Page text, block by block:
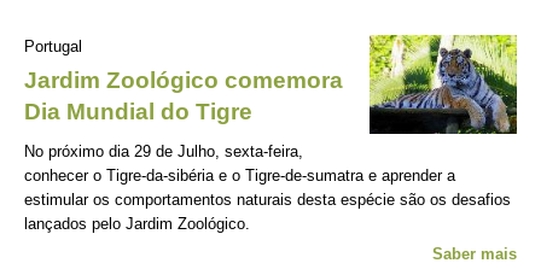
Portugal
Jardim Zoológico comemora
Dia Mundial do Tigre
No próximo dia 29 de Julho, sexta-feira,
conhecer o Tigre-da-sibéria e o Tigre-de-sumatra e aprender a
estimular os comportamentos naturais desta espécie são os desafios
lançados pelo Jardim Zoológico.
Saber mais